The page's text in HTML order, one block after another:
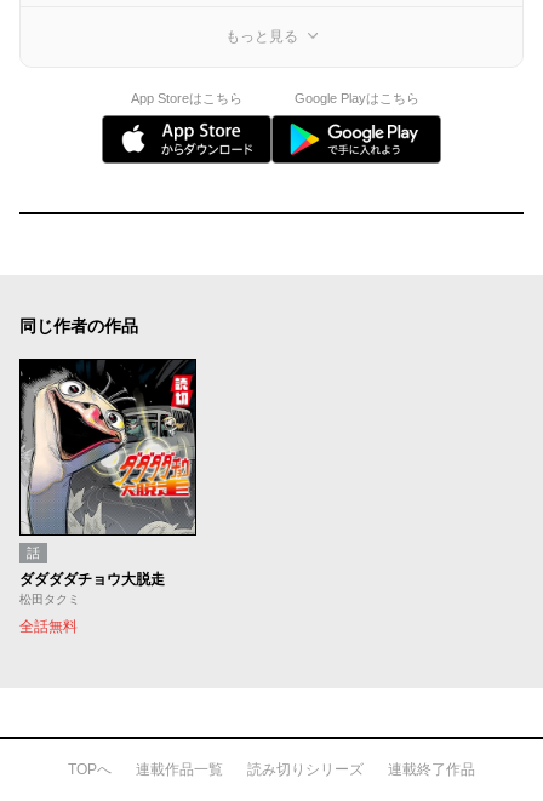
もっと見る
App Storeはこちら Google Playはこちら
同じ作者の作品
話
ダダダダチョウ大脱走
松田タクミ
全話無料
TOPへ 連載作品一覧 読み切りシリーズ 連載終了作品